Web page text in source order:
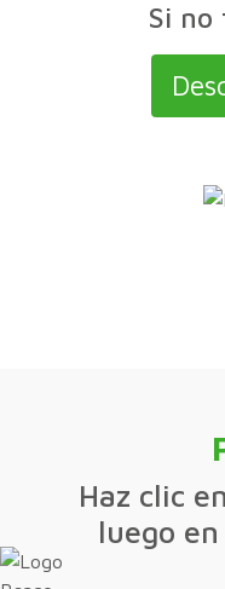
Si no
Haz clic
luego en